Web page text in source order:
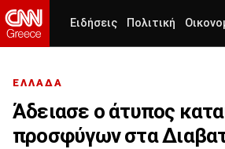
Ειδήσεις Πολιτική
ΕΛΛΑΔΑ
Άδειασε ο άτυπος
προσφύγων στα